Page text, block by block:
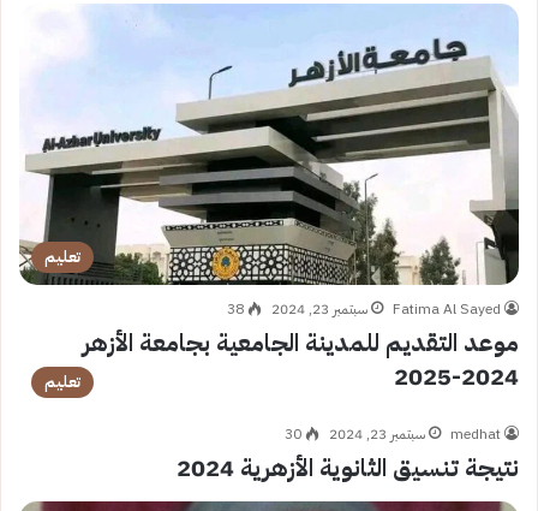
تعليم
Fatima Al Sayed سبتمبر 23, 2024 38
موعد التقديم للمدينة الجامعية بجامعة الأزهر
2024-2025
تعليم
medhat سبتمبر 23, 2024 30
نتيجة تنسيق الثانوية الأزهرية 2024